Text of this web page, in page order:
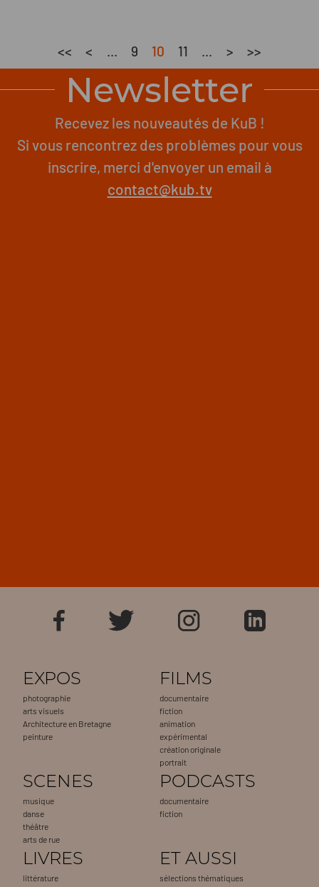
<< < ... 9 10 11 ... > >>
Newsletter
Recevez les nouveautés de KuB !
Si vous rencontrez des problèmes pour vous
inscrire, merci d'envoyer un email à
contact@kub.tv
EXPOS
photographie
arts visuels
Architecture en Bretagne
peinture
FILMS
documentaire
fiction
animation
expérimental
création originale
portrait
SCENES
musique
danse
théâtre
arts de rue
PODCASTS
documentaire
fiction
LIVRES
littérature
ET AUSSI
sélections thématiques